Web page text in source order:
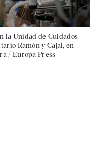
la Unidad de Cuidados
Ramón y Cajal, en
/ Europa Press